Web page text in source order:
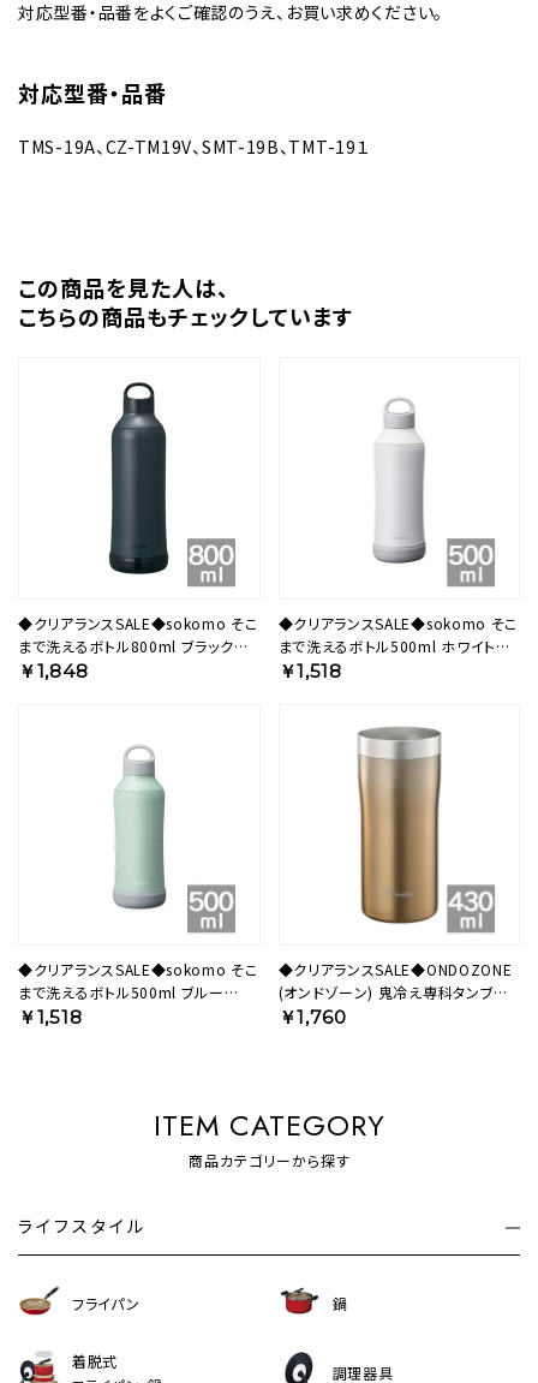
対応型番・品番をよくご確認のうえ、お買い求めください。
対応型番・品番
TMS-19A、CZ-TM19V、SMT-19B、TMT-19１
この商品を⾒た⼈は、
こちらの商品もチェックしています
◆クリアランスSALE◆sokomo そこ
まで洗えるボトル800ml ブラック
SAMB800BK 【HO】
￥1,848
◆クリアランスSALE◆sokomo そこ
まで洗えるボトル500ml ホワイト
SAMB500WH 【HO】
￥1,518
◆クリアランスSALE◆sokomo そこ
まで洗えるボトル500ml ブルー
SAMB500BL 【HO】
￥1,518
◆クリアランスSALE◆ONDOZONE
(オンドゾーン) 鬼冷え専科タンブラ
ー 430ml ゴールド
￥1,760
ITEM CATEGORY
商品カテゴリーから探す
ライフスタイル
フライパン 鍋
着脱式
調理器具